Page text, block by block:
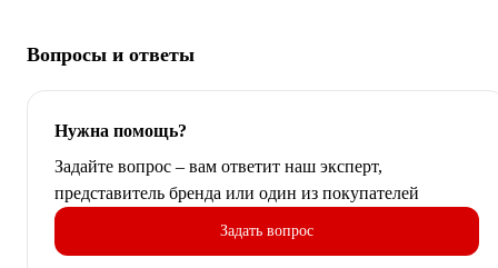
Вопросы и ответы
Нужна помощь?
Задайте вопрос – вам ответит наш эксперт,
представитель бренда или один из покупателей
Задать вопрос